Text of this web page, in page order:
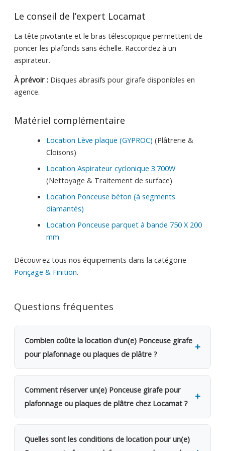
Le conseil de l’expert Locamat
La tête pivotante et le bras télescopique permettent de
poncer les plafonds sans échelle. Raccordez à un
aspirateur.
À prévoir :Disques abrasifs pour girafe disponibles en
agence.
Matériel complémentaire
Location Lève plaque (GYPROC) (Plâtrerie &
Cloisons)
Location Aspirateur cyclonique 3.700W
(Nettoyage & Traitement de surface)
Location Ponceuse béton (à segments
diamantés)
Location Ponceuse parquet à bande 750 X 200
mm
Découvrez tous nos équipements dans la catégorie
Ponçage & Finition.
Questions fréquentes
Combien coûte la location d'un(e) Ponceuse girafe
pour plafonnage ou plaques de plâtre ?
La location d'un(e) Ponceuse girafe pour plafonnage
ou plaques de plâtre coûte 22€ TVAC par jour
(18.18€ HTVA). Une caution de 150€ est demandée.
Dès le 2e jour, bénéficiez d'une remise de 20%. Pour
une semaine complète, seuls 4 jours sont facturés.
Comment réserver un(e) Ponceuse girafe pour
plafonnage ou plaques de plâtre chez Locamat ?
Rendez-vous dans l'une de nos 5 agences en
Belgique ou appelez-nous pour vérifier la
disponibilité. Le retrait se fait sur place le jour
Quelles sont les conditions de location pour un(e)